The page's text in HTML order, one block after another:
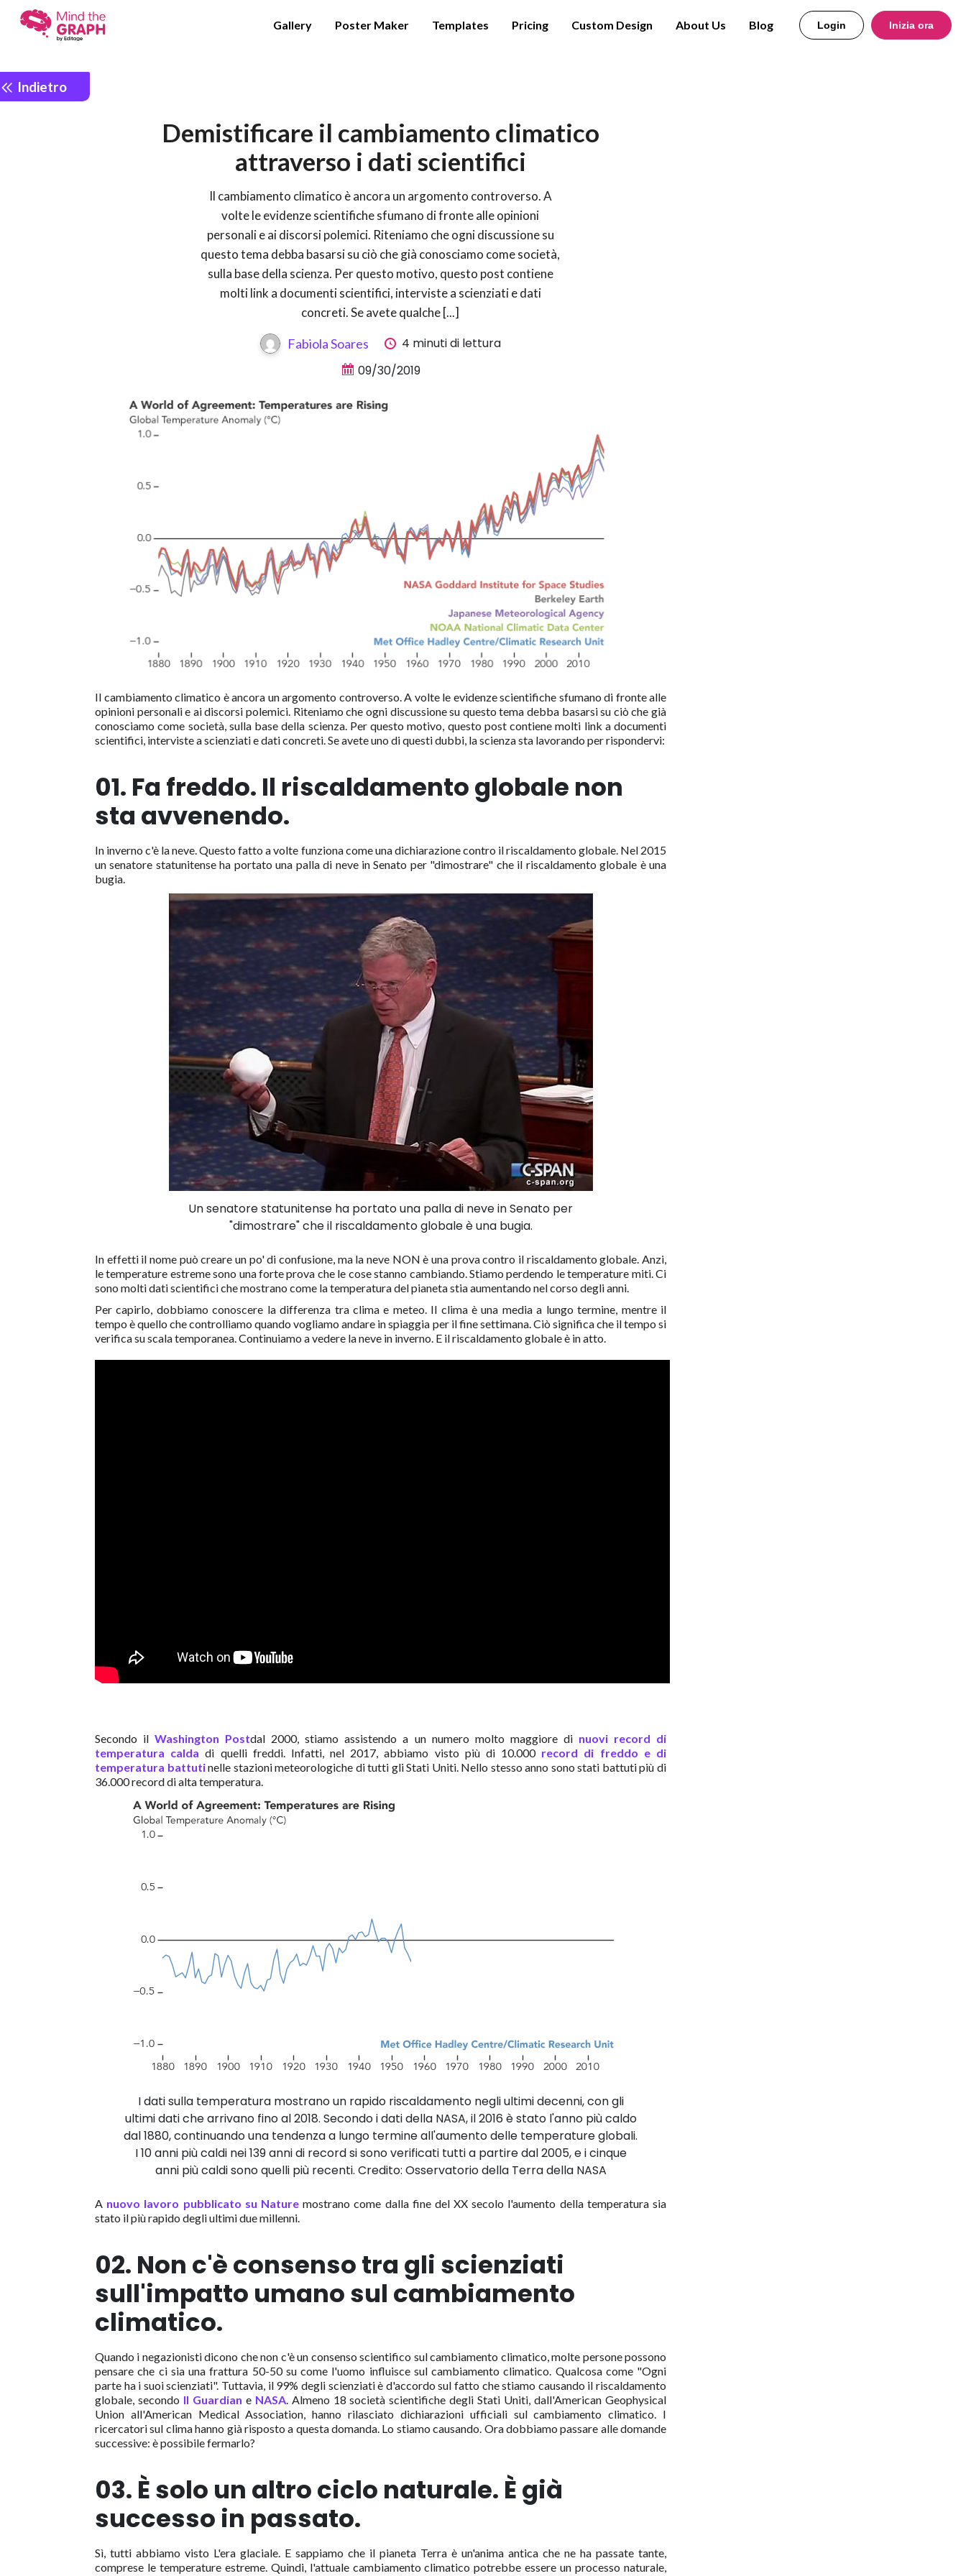
Gallery Poster Maker Templates Pricing Custom Design About Us Blog Login Inizia ora
Indietro
Demistificare il cambiamento climatico
attraverso i dati scientifici
Il cambiamento climatico è ancora un argomento controverso. A
volte le evidenze scientifiche sfumano di fronte alle opinioni
personali e ai discorsi polemici. Riteniamo che ogni discussione su
questo tema debba basarsi su ciò che già conosciamo come società,
sulla base della scienza. Per questo motivo, questo post contiene
molti link a documenti scientifici, interviste a scienziati e dati
concreti. Se avete qualche [...]
Fabiola Soares
4 minuti di lettura
09/30/2019
Il cambiamento climatico è ancora un argomento controverso. A volte le evidenze scientifiche sfumano di fronte alle
opinioni personali e ai discorsi polemici. Riteniamo che ogni discussione su questo tema debba basarsi su ciò che già
conosciamo come società, sulla base della scienza. Per questo motivo, questo post contiene molti link a documenti
scientifici, interviste a scienziati e dati concreti. Se avete uno di questi dubbi, la scienza sta lavorando per rispondervi:
01. Fa freddo. Il riscaldamento globale non
sta avvenendo.
In inverno c'è la neve. Questo fatto a volte funziona come una dichiarazione contro il riscaldamento globale. Nel 2015
un senatore statunitense ha portato una palla di neve in Senato per "dimostrare" che il riscaldamento globale è una
bugia.
Un senatore statunitense ha portato una palla di neve in Senato per
"dimostrare" che il riscaldamento globale è una bugia.
In effetti il nome può creare un po' di confusione, ma la neve NON è una prova contro il riscaldamento globale. Anzi,
le temperature estreme sono una forte prova che le cose stanno cambiando. Stiamo perdendo le temperature miti. Ci
sono molti dati scientifici che mostrano come la temperatura del pianeta stia aumentando nel corso degli anni.
Per capirlo, dobbiamo conoscere la differenza tra clima e meteo. Il clima è una media a lungo termine, mentre il
tempo è quello che controlliamo quando vogliamo andare in spiaggia per il fine settimana. Ciò significa che il tempo si
verifica su scala temporanea. Continuiamo a vedere la neve in inverno. E il riscaldamento globale è in atto.
Secondo ilWashington Postdal 2000, stiamo assistendo a un numero molto maggiore di nuovi record di
temperatura calda di quelli freddi. Infatti, nel 2017, abbiamo visto più di 10.000 record di freddo e di
temperatura battutinelle stazioni meteorologiche di tutti gli Stati Uniti. Nello stesso anno sono stati battuti più di
36.000 record di alta temperatura.
I dati sulla temperatura mostrano un rapido riscaldamento negli ultimi decenni, con gli
ultimi dati che arrivano fino al 2018. Secondo i dati della NASA, il 2016 è stato l'anno più caldo
dal 1880, continuando una tendenza a lungo termine all'aumento delle temperature globali.
I 10 anni più caldi nei 139 anni di record si sono verificati tutti a partire dal 2005, e i cinque
anni più caldi sono quelli più recenti. Credito: Osservatorio della Terra della NASA
A nuovo lavoro pubblicato su Naturemostrano come dalla fine del XX secolo l'aumento della temperatura sia
stato il più rapido degli ultimi due millenni.
02. Non c'è consenso tra gli scienziati
sull'impatto umano sul cambiamento
climatico.
Quando i negazionisti dicono che non c'è un consenso scientifico sul cambiamento climatico, molte persone possono
pensare che ci sia una frattura 50-50 su come l'uomo influisce sul cambiamento climatico. Qualcosa come "Ogni
parte ha i suoi scienziati". Tuttavia, il 99% degli scienziati è d'accordo sul fatto che stiamo causando il riscaldamento
globale, secondo Il Guardian e NASA. Almeno 18 società scientifiche degli Stati Uniti, dall'American Geophysical
Union all'American Medical Association, hanno rilasciato dichiarazioni ufficiali sul cambiamento climatico. I
ricercatori sul clima hanno già risposto a questa domanda. Lo stiamo causando. Ora dobbiamo passare alle domande
successive: è possibile fermarlo?
03. È solo un altro ciclo naturale. È già
successo in passato.
Sì, tutti abbiamo visto L'era glaciale. E sappiamo che il pianeta Terra è un'anima antica che ne ha passate tante,
comprese le temperature estreme. Quindi, l'attuale cambiamento climatico potrebbe essere un processo naturale,